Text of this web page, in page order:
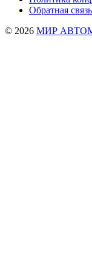
Обратная связь
© 2026 МИР